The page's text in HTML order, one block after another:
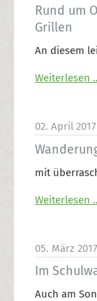
Rund um
Grillen
An diesem
Weiterlesen
02. April 2017
mit
Weiterlesen
05. März 2017
Im
Auch am